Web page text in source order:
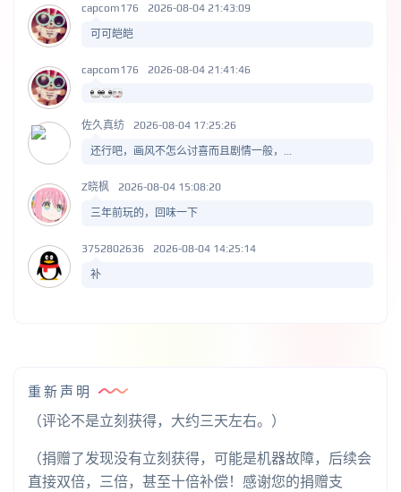
capcom176 2026-08-04 21:43:09
可可皑皑
capcom176 2026-08-04 21:41:46
佐久真纺 2026-08-04 17:25:26
还行吧，画风不怎么讨喜而且剧情一般，...
Z晓枫 2026-08-04 15:08:20
三年前玩的，回味一下
3752802636 2026-08-04 14:25:14
补
重新声明
（评论不是立刻获得，大约三天左右。）
（捐赠了发现没有立刻获得，可能是机器故障，后续会
直接双倍，三倍，甚至十倍补偿！感谢您的捐赠支